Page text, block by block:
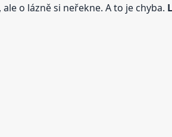
o lázně si neřekne. A to je chyba.